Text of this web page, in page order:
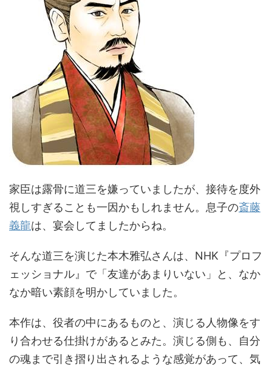
家臣は露骨に道三を嫌っていましたが、接待を度外
視しすぎることも一因かもしれません。息子の斎藤
義龍は、宴会してましたからね。
そんな道三を演じた本木雅弘さんは、NHK『プロフ
ェッショナル』で「友達があまりいない」と、なか
なか暗い素顔を明かしていました。
本作は、役者の中にあるものと、演じる人物像をす
り合わせる仕掛けがあるとみた。演じる側も、自分
の魂まで引き摺り出されるような感覚があって、気